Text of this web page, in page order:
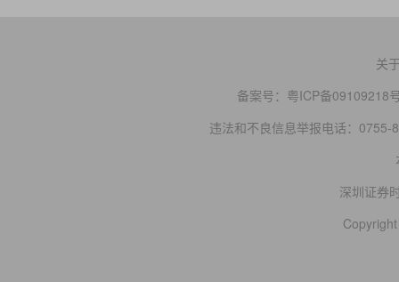
关
备案号： 粤ICP备09109218
违法和不良信息举报电话：0755-
深圳证券